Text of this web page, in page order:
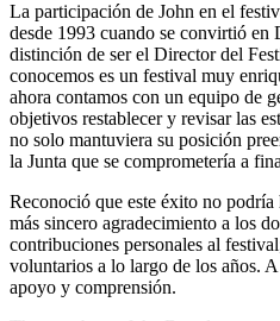
La participación de John en el
desde 1993 cuando se convirtió en
distinción de ser el Director del
conocemos es un festival muy
ahora contamos con un equipo de
objetivos restablecer y revisar las
no solo mantuviera su posición
la Junta que se comprometería a
Reconoció que este éxito no
más sincero agradecimiento a los
contribuciones personales al
voluntarios a lo largo de los años.
apoyo y comprensión.